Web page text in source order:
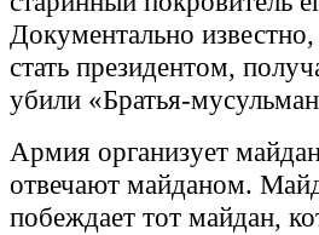
Документально
стать президентом,
убили «Братья-
Армия организует
отвечают майданом.
побеждает тот майдан,